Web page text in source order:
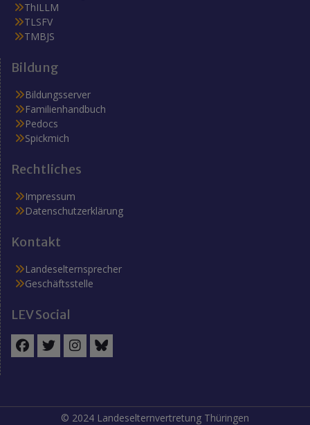
ThILLM
TLSFV
TMBJS
Bildung
Bildungsserver
Familienhandbuch
Pedocs
Spickmich
Rechtliches
Impressum
Datenschutzerklärung
Kontakt
Landeselternsprecher
Geschäftsstelle
LEV Social
© 2024 Landeselternvertretung Thüringen